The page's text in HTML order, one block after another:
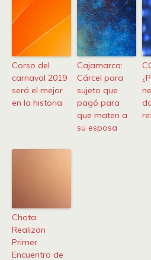
Corso del
carnaval 2019
será el mejor
en la historia
Cajamarca:
Cárcel para
sujeto que
pagó para
que maten a
su esposa
Chota:
Realizan
Primer
Encuentro de